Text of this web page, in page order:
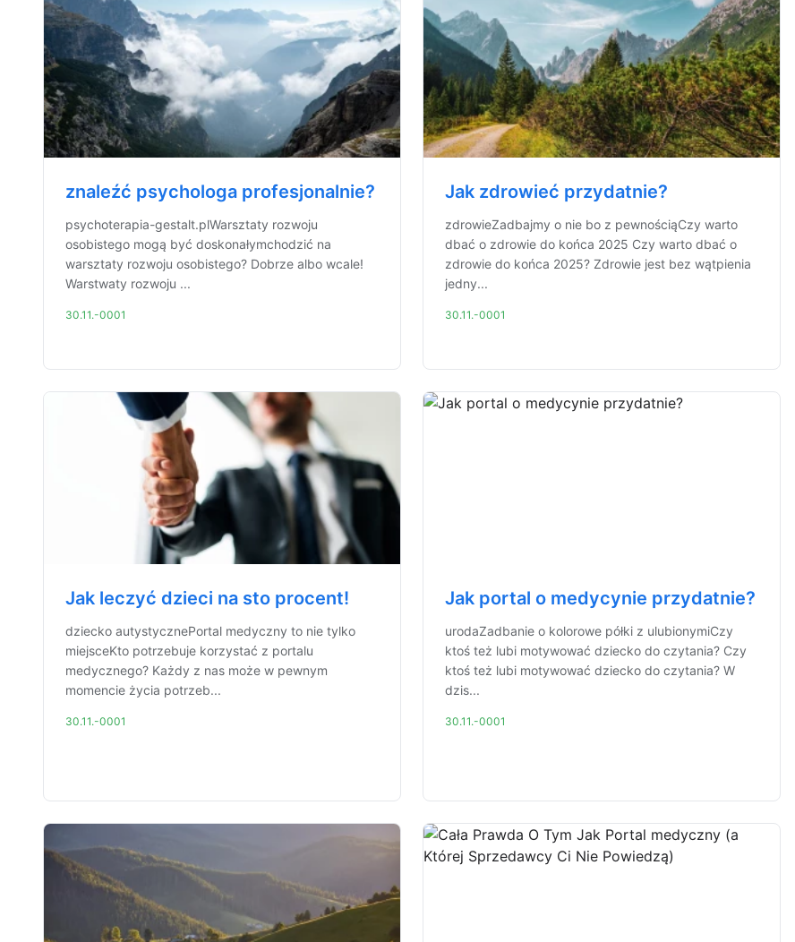
znaleźć psychologa profesjonalnie?
psychoterapia-gestalt.plWarsztaty rozwoju
osobistego mogą być doskonałymchodzić na
warsztaty rozwoju osobistego? Dobrze albo wcale!
Warstwaty rozwoju ...
30.11.-0001
Jak zdrowieć przydatnie?
zdrowieZadbajmy o nie bo z pewnościąCzy warto
dbać o zdrowie do końca 2025 Czy warto dbać o
zdrowie do końca 2025? Zdrowie jest bez wątpienia
jedny...
30.11.-0001
Jak leczyć dzieci na sto procent!
dziecko autystycznePortal medyczny to nie tylko
miejsceKto potrzebuje korzystać z portalu
medycznego? Każdy z nas może w pewnym
momencie życia potrzeb...
30.11.-0001
Jak portal o medycynie przydatnie?
urodaZadbanie o kolorowe półki z ulubionymiCzy
ktoś też lubi motywować dziecko do czytania? Czy
ktoś też lubi motywować dziecko do czytania? W
dzis...
30.11.-0001